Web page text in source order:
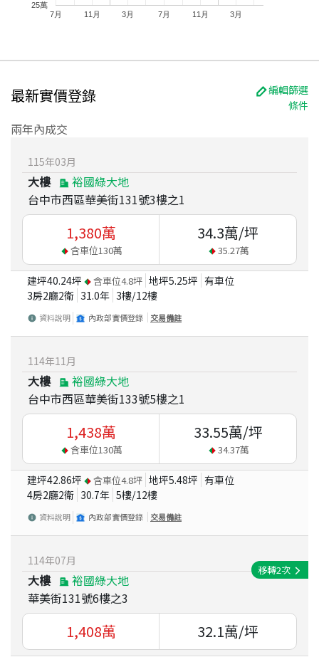
7月 11月 3月 7月 11月 3月
25萬
最新實價登錄
編輯篩選
條件
兩年內成交
115年03月
大樓
裕國綠大地
台中市西區華美街131號3樓之1
1,380萬
含車位130萬
34.3萬/坪
35.27萬
建坪40.24坪 含車位4.8坪 地坪5.25坪 有車位
3房2廳2衛 31.0年 3樓/12樓
資料說明 內政部實價登錄 交易備註
114年11 月
大樓
裕國綠大地
台中市西區華美街133號5樓之1
1,438萬
含車位130萬
33.55萬/坪
34.37萬
建坪42.86坪 含車位4.8坪 地坪5.48坪 有車位
4房2廳2衛 30.7年 5樓/12樓
資料說明 內政部實價登錄 交易備註
114年07月
大樓
裕國綠大地
華美街131號6樓之3
移轉2次
1,408萬 32.1萬/坪